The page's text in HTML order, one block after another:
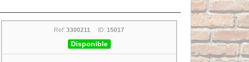
Ref:3300211 ID:15017
Disponible